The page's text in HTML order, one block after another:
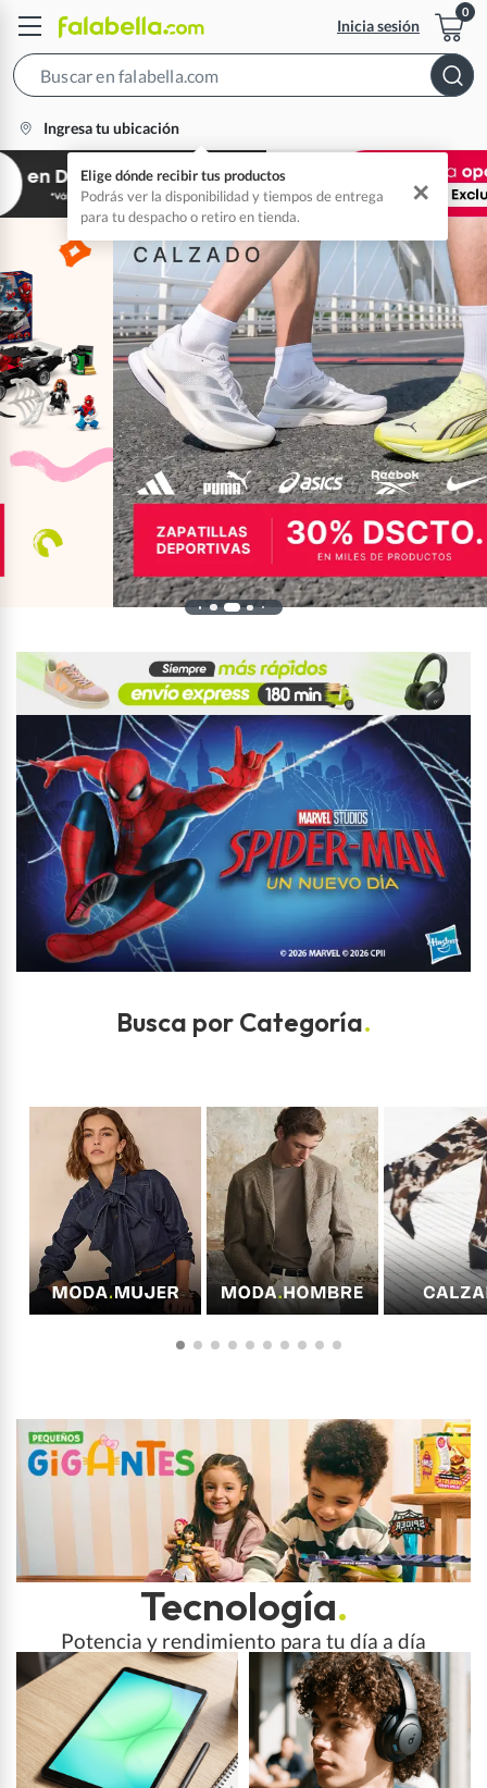
Inicia sesión
location-
icon
Ingresa tu ubicación
Elige dónde recibir tus productos
Podrás ver la disponibilidad y tiempos de entrega
para tu despacho o retiro en tienda.
✕
Busca por Categoría.
Tecnología.
Potencia y rendimiento para tu día a día